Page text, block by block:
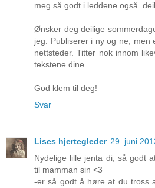
meg så godt i leddene også.
Ønsker deg deilige
jeg. Publiserer i ny og ne, men
nettsteder. Titter nok innom
tekstene dine.
God klem til deg!
Svar
Lises hjertegleder 29. juni
Nydelige lille jenta di, så godt
til mamman sin <3
-er så godt å høre at du tross